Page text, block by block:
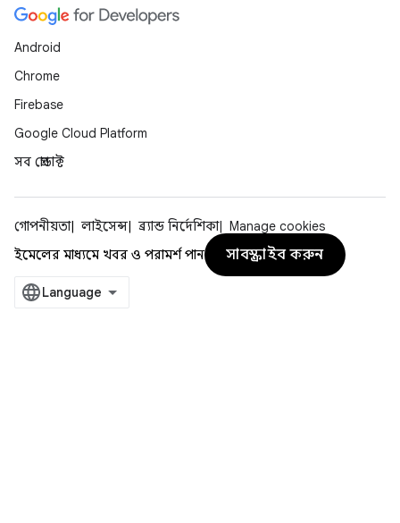
Android
Chrome
Firebase
Google Cloud Platform
সব প্রোডাক্ট
গোপনীয়তা লাইসেন্স ব্র্যান্ড নির্দেশিকা
Manage cookies
ইমেলের মাধ্যমে খবর ও পরামর্শ পান
সাবস্ক্রাইব করুন